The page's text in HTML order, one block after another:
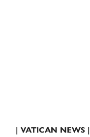
| VATICAN NEWS |